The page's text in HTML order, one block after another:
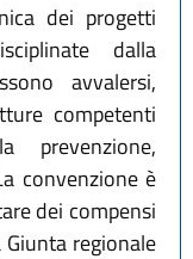
dei progetti
dalla
avvalersi,
competenti
prevenzione,
convenzione è
dei compensi
regionale